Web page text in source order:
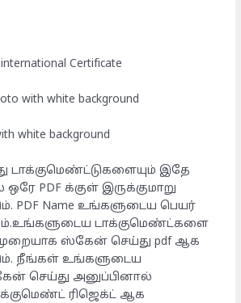
Certificate
with white background
white background
டாக்குமெண்ட்டுகளையும் இதே
PDF க்குள் இருக்குமாறு
PDF Name உங்களுடைய பெயர்
டாக்குமெண்ட்களை
ஸ்கேன் செய்து pdf ஆக
நீங்கள் உங்களுடைய
செய்து அனுப்பினால்
ரிஜெக்ட் ஆக